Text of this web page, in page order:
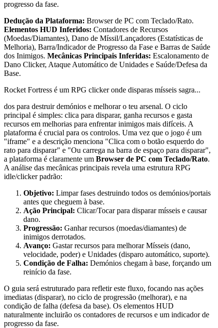
progresso da fase.
Dedução da Plataforma: Browser de PC com Teclado/Rato.
Elementos HUD Inferidos: Contadores de Recursos
(Moedas/Diamantes), Dano de Míssil/Lançadores (Estatísticas de
Melhoria), Barra/Indicador de Progresso da Fase e Barras de Saúde
dos Inimigos. Mecânicas Principais Inferidas: Escalonamento de
Dano Clicker, Ataque Automático de Unidades e Saúde/Defesa da
Base.
Rocket Fortress é um RPG clicker onde disparas mísseis sagra...
dos para destruir demónios e melhorar o teu arsenal. O ciclo
principal é simples: clica para disparar, ganha recursos e gasta
recursos em melhorias para enfrentar inimigos mais difíceis. A
plataforma é crucial para os controlos. Uma vez que o jogo é um
"iframe" e a descrição menciona "Clica com o botão esquerdo do
rato para disparar" e "Ou carrega na barra de espaço para disparar",
a plataforma é claramente um Browser de PC com Teclado/Rato.
A análise das mecânicas principais revela uma estrutura RPG
idle/clicker padrão:
Objetivo: Limpar fases destruindo todos os demónios/portais
antes que cheguem à base.
Ação Principal: Clicar/Tocar para disparar mísseis e causar
dano.
Progressão: Ganhar recursos (moedas/diamantes) de
inimigos derrotados.
Avanço: Gastar recursos para melhorar Mísseis (dano,
velocidade, poder) e Unidades (disparo automático, suporte).
Condição de Falha: Demónios chegam à base, forçando um
reinício da fase.
O guia será estruturado para refletir este fluxo, focando nas ações
imediatas (disparar), no ciclo de progressão (melhorar), e na
condição de falha (defesa da base). Os elementos HUD
naturalmente incluirão os contadores de recursos e um indicador de
progresso da fase.